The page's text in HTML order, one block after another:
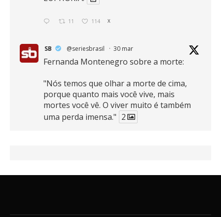
11 114 X
SB @seriesbrasil · 30 mar
Fernanda Montenegro sobre a morte:
"Nós temos que olhar a morte de cima,
porque quanto mais você vive, mais
mortes você vê. O viver muito é também
uma perda imensa." 2
16 389 X